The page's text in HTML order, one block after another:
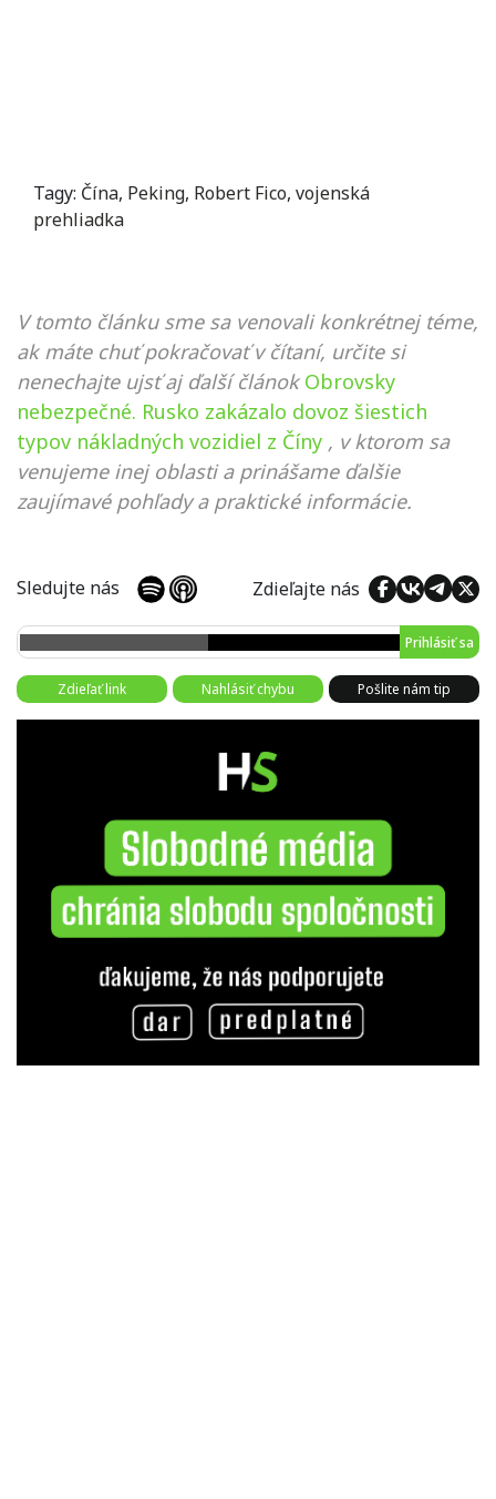
Tagy: Čína, Peking, Robert Fico, vojenská
prehliadka
V tomto článku sme sa venovali konkrétnej téme,
ak máte chuť pokračovať v čítaní, určite si
nenechajte ujsť aj ďalší článok Obrovsky
nebezpečné. Rusko zakázalo dovoz šiestich
typov nákladných vozidiel z Číny , v ktorom sa
venujeme inej oblasti a prinášame ďalšie
zaujímavé pohľady a praktické informácie.
Sledujte nás Zdieľajte nás
Prihlásiť sa
Zdieľať link Nahlásiť chybu Pošlite nám tip